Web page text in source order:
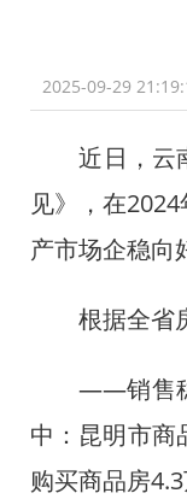
2025-09-29
近日，云南
见》，在
产市场企稳向
根据全省房
——销售稳。
中：昆明市商
购买商品房